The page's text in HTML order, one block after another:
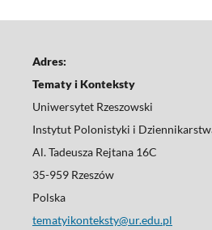
Adres:
Tematy i
Uniwersytet Rzeszowski
Instytut Polonistyki i
Al. Tadeusza Rejtana 16C
35-959 Rzeszów
Polska
tematyikonteksty@ur.edu.pl